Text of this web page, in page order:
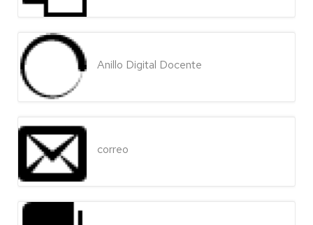
Anillo Digital Docente
correo